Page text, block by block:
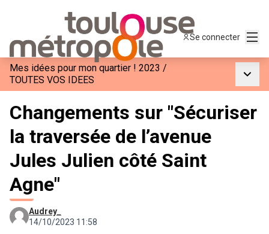
Se connecter
Mes idées pour mon quartier ! 2023 /
TOUTES VOS IDEES
Changements sur "Sécuriser
la traversée de l’avenue
Jules Julien côté Saint
Agne"
Audrey_
14/10/2023 11:58